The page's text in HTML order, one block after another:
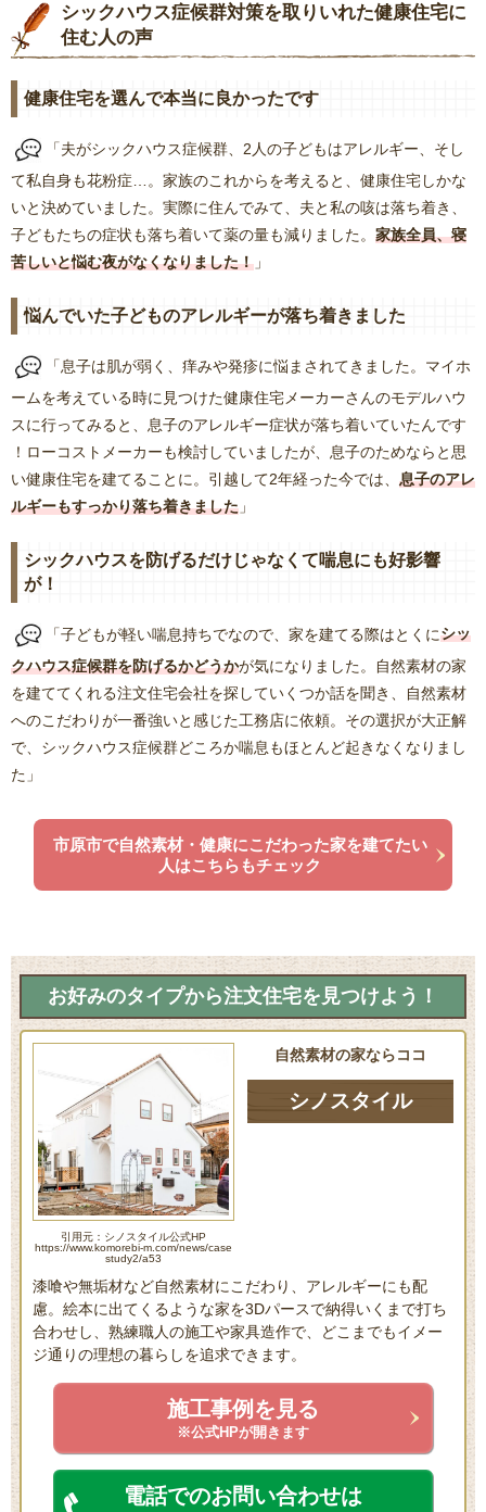
シックハウス症候群対策を取りいれた健康住宅に
住む人の声
健康住宅を選んで本当に良かったです
「夫がシックハウス症候群、2人の子どもはアレルギー、そし
て私自身も花粉症…。家族のこれからを考えると、健康住宅しかな
いと決めていました。実際に住んでみて、夫と私の咳は落ち着き、
子どもたちの症状も落ち着いて薬の量も減りました。 家族全員、寝
苦しいと悩む夜がなくなりました！ 」
悩んでいた子どものアレルギーが落ち着きました
「息子は肌が弱く、痒みや発疹に悩まされてきました。マイホ
ームを考えている時に見つけた健康住宅メーカーさんのモデルハウ
スに行ってみると、息子のアレルギー症状が落ち着いていたんです
！ローコストメーカーも検討していましたが、息子のためならと思
い健康住宅を建てることに。引越して2年経った今では、 息子のアレ
ルギーもすっかり落ち着きました 」
シックハウスを防げるだけじゃなくて喘息にも好影響
が！
「子どもが軽い喘息持ちでなので、家を建てる際はとくにシッ
クハウス症候群を防げるかどうかが気になりました。自然素材の家
を建ててくれる注文住宅会社を探していくつか話を聞き、自然素材
へのこだわりが一番強いと感じた工務店に依頼。その選択が大正解
で、シックハウス症候群どころか喘息もほとんど起きなくなりまし
た」
市原市で自然素材・健康にこだわった家を建てたい
人はこちらもチェック
お好みのタイプから注文住宅を見つけよう！
自然素材の家ならココ
シノスタイル
引用元：シノスタイル公式HP
https://www.komorebi-m.com/news/case
study2/a53
漆喰や無垢材など自然素材にこだわり、アレルギーにも配
慮。絵本に出てくるような家を3Dパースで納得いくまで打ち
合わせし、熟練職人の施工や家具造作で、どこまでもイメー
ジ通りの理想の暮らしを追求できます。
施工事例を見る
※公式HPが開きます
電話でのお問い合わせは